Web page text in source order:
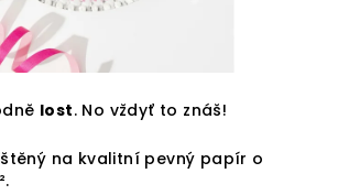
lost. No vždyť to znáš!
na kvalitní pevný papír o